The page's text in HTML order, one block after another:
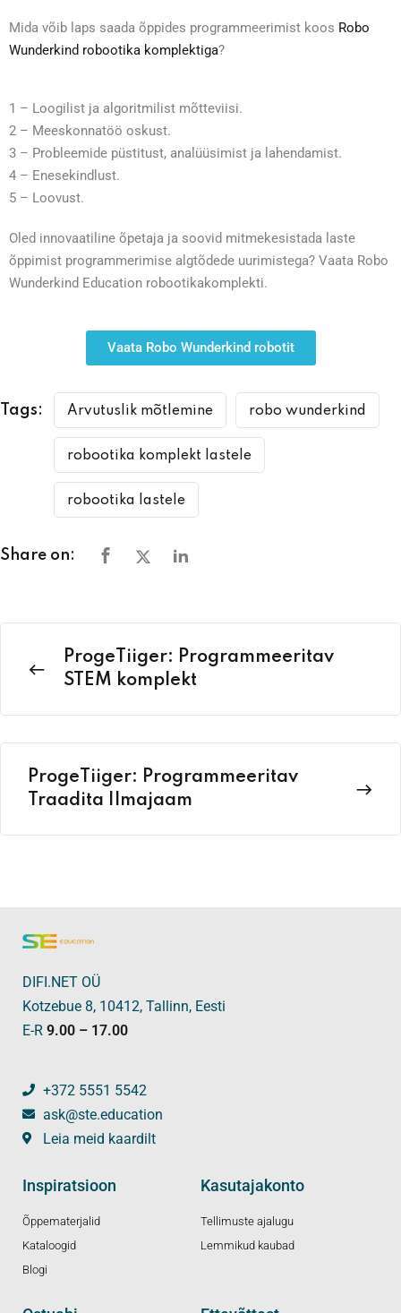
Mida võib laps saada õppides programmeerimist koos Robo
Wunderkind robootika komplektiga?
1 – Loogilist ja algoritmilist mõtteviisi.
2 – Meeskonnatöö oskust.
3 – Probleemide püstitust, analüüsimist ja lahendamist.
4 – Enesekindlust.
5 – Loovust.
Oled innovaatiline õpetaja ja soovid mitmekesistada laste
õppimist programmerimise algtõdede uurimistega? Vaata Robo
Wunderkind Education robootikakomplekti.
Vaata Robo Wunderkind robotit
Tags: Arvutuslik mõtlemine robo wunderkind
robootika komplekt lastele
robootika lastele
Share on:
ProgeTiiger: Programmeeritav
STEM komplekt
ProgeTiiger: Programmeeritav
Traadita Ilmajaam
DIFI.NET OÜ
Kotzebue 8, 10412, Tallinn, Eesti
E-R 9.00 – 17.00
+372 5551 5542
ask@ste.education
Leia meid kaardilt
Inspiratsioon
Õppematerjalid
Kataloogid
Blogi
Kasutajakonto
Tellimuste ajalugu
Lemmikud kaubad